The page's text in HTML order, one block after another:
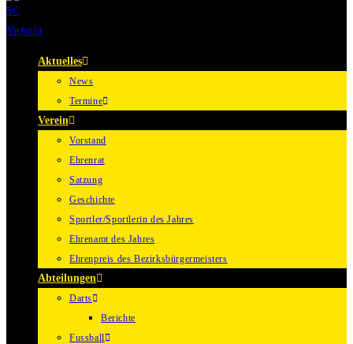
Aktuelles
News
Termine
Verein
Vorstand
Ehrenrat
Satzung
Geschichte
Sportler/Sportlerin des Jahres
Ehrenamt des Jahres
Ehrenpreis des Bezirksbürgermeisters
Abteilungen
Darts
Berichte
Fussball